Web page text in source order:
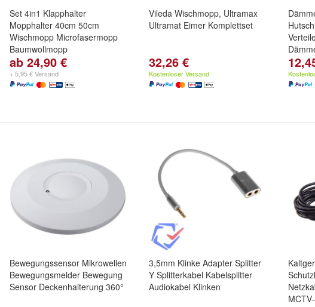
Set 4in1 Klapphalter
Mopphalter 40cm 50cm
Wischmopp Microfasermopp
Baumwollmopp
Größe:40cm und
ab 24,90 €
+ 5,95 € Versand
Vileda Wischmopp, Ultramax
Ultramat Eimer Komplettset
32,26 €
Kostenloser Versand
Bewegungssensor Mikrowellen
Bewegungsmelder Bewegung
Sensor Deckenhalterung 360°
3,5mm Klinke Adapter Splitter
Y Splitterkabel Kabelsplitter
Audiokabel Klinken